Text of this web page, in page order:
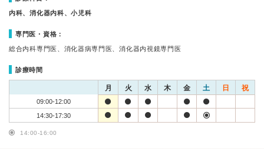
内科、消化器内科、小児科
専門医・資格：
総合内科専門医、消化器病専門医、消化器内視鏡専門医
診療時間
月 火 水 木 金 土 日 祝
09:00-12:00
14:30-17:30
14:00-16:00